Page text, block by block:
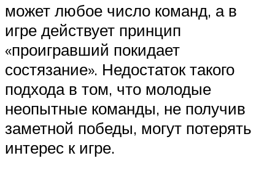
может любое число команд, а в
игре действует принцип
«проигравший покидает
состязание». Недостаток такого
подхода в том, что молодые
неопытные команды, не получив
заметной победы, могут потерять
интерес к игре.